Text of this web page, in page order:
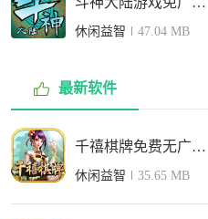
休闲益智 47.04 MB
最新软件
千禧棋牌免费无广告版
休闲益智 35.65 MB